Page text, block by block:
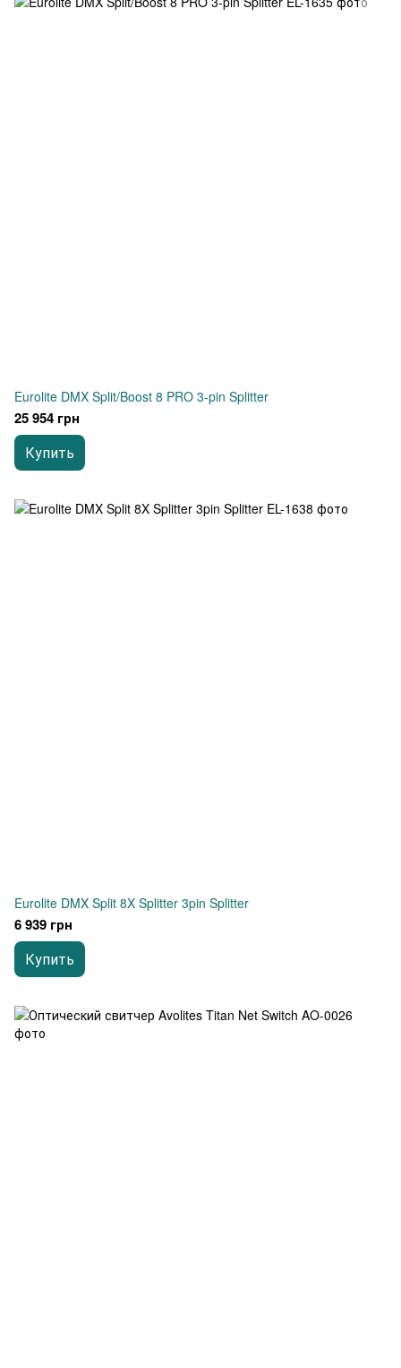
Eurolite DMX Split/Boost 8 PRO 3-pin Splitter
25 954 грн
Купить
Eurolite DMX Split 8X Splitter 3pin Splitter
6 939 грн
Купить